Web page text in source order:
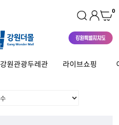
0
강원관광두레관 라이브쇼핑